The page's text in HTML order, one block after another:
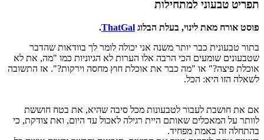
תפריט טבעוני למתחילות
פוסט אורח מאת לינוי, בעלת הבלוג ThatGal
.
בתור טבעונית כבר יותר משנה אני יכולה לומר לך בוודאות שהדבר
שטבעונים שומעים הכי הרבה אלו הערות לא הגיוניות כמו "מה, את לא
אוכלת פיצה?" או "מה כבר את אוכלת חוץ מחסה וירקות?". אז התשובה
לשאלה הזו היא: הכל.
אם את חושבת לעבור לטבעונות מכל סיבה שהיא, את בטח חוששת
לוותר על המאכלים שאותם היית רגילה לאכול עד היום, ואת צודקת, כי
בהתחלה זה באמת מפחיד.